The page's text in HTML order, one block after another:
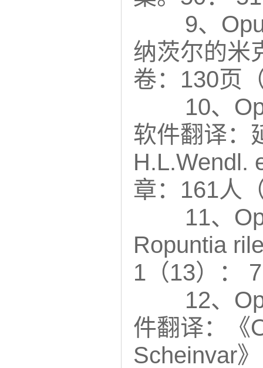
9、
纳茨尔的米
卷：130页
10、
软件翻译：
H.L.Wendl.
章：161人
11、
Ropuntia
1（13）：
12、
件翻译：《
Scheinvar